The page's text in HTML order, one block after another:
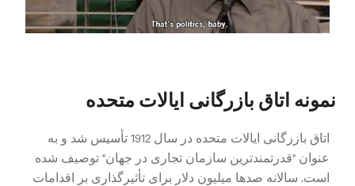
نمونه اتاق بازرگانی ایالات متحده
اتاق بازرگانی ایالات متحده در سال 1912 تأسیس شد و به
عنوان "قدرتمندترین سازمان تجاری در جهان" توصیف شده
است. سالانه صدها میلیون دلار برای تأثیرگذاری بر اقدامات